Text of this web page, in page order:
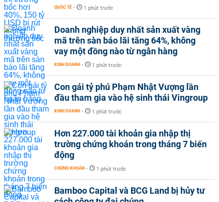
QUỐC TẾ - 1 phút trước
Doanh nghiệp duy nhất sản xuất vàng
mã trên sàn báo lãi tăng 64%, không
vay một đồng nào từ ngân hàng
KINH DOANH - 1 phút trước
Con gái tỷ phú Phạm Nhật Vượng lần
đầu tham gia vào hệ sinh thái Vingroup
KINH DOANH - 1 phút trước
Hơn 227.000 tài khoản gia nhập thị
trường chứng khoán trong tháng 7 biến
động
CHỨNG KHOÁN - 1 phút trước
Bamboo Capital và BCG Land bị hủy tư